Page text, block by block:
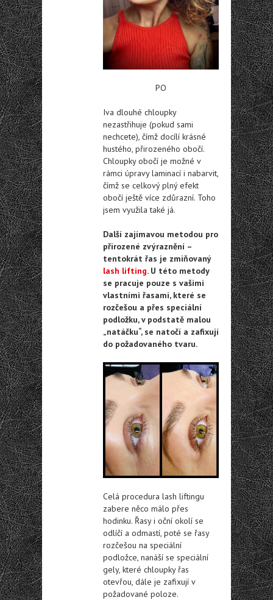
PO
Iva dlouhé chloupky
nezastřihuje (pokud sami
nechcete), čímž docílí krásné
hustého, přirozeného obočí.
Chloupky obočí je možné v
rámci úpravy laminací i nabarvit,
čímž se celkový plný efekt
obočí ještě více zdůrazní. Toho
jsem využila také já.
Další zajímavou metodou pro
přirozené zvýraznění –
tentokrát řas je zmiňovaný
lash lifting. U této metody
se pracuje pouze s vašimi
vlastními řasami, které se
rozčešou a přes speciální
podložku, v podstatě malou
„natáčku“, se natočí a zafixují
do požadovaného tvaru.
Celá procedura lash liftingu
zabere něco málo přes
hodinku. Řasy i oční okolí se
odlíčí a odmastí, poté se řasy
rozčešou na speciální
podložce, nanáší se speciální
gely, které chloupky řas
otevřou, dále je zafixují v
požadované poloze.